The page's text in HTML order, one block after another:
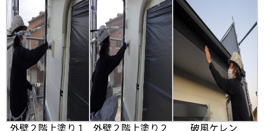
外壁２階上塗り１ 外壁２階上塗り２ 破風ケレン